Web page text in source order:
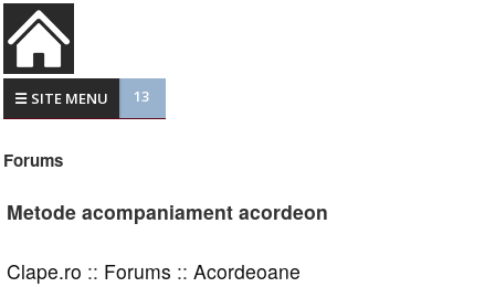
☰ SITE MENU 13
Forums
Metode acompaniament acordeon
Clape.ro :: Forums :: Acordeoane